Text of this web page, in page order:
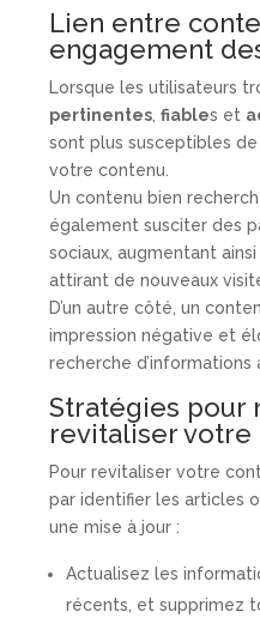
Lien entre
engagement
Lorsque les utilisateurs
pertinentes, fiables et
sont plus susceptibles
votre contenu.
Un contenu bien
également susciter des
sociaux, augmentant
attirant de nouveaux
D’un autre côté, un
impression négative et
recherche d’informations
Stratégies pour
revitaliser votre
Pour revitaliser votre
par identifier les articles
une mise à jour :
Actualisez les
récents, et supprimez